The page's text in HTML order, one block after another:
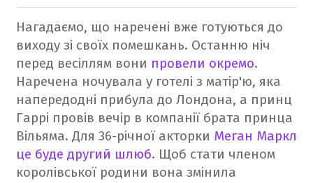
Нагадаємо, що наречені вже готуються до
виходу зі своїх помешкань. Останню ніч
перед весіллям вони провели окремо.
Наречена ночувала у готелі з матір'ю, яка
напередодні прибула до Лондона, а принц
Гаррі провів вечір в компанії брата принца
Вільяма. Для 36-річної акторки Меган Маркл
це буде другий шлюб. Щоб стати членом
королівської родини вона змінила